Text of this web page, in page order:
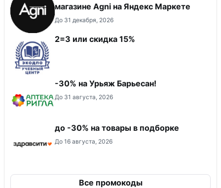
магазине Agni на Яндекс Маркете
До 31 декабря, 2026
2=3 или скидка 15%
-30% на Урьяж Барьесан!
До 31 августа, 2026
до -30% на товары в подборке
До 16 августа, 2026
Все промокоды